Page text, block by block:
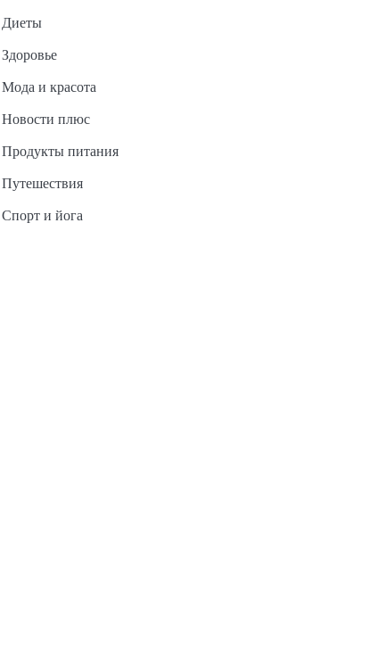
Диеты
Здоровье
Мода и красота
Новости плюс
Продукты питания
Путешествия
Спорт и йога